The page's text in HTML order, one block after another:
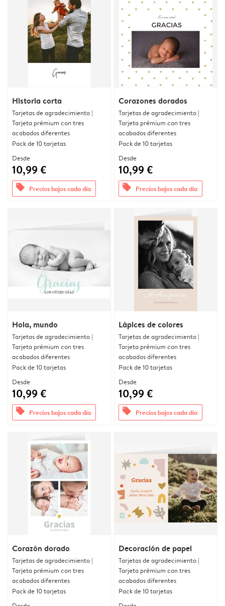
Historia corta
Tarjetas de agradecimiento |
Tarjeta prémium con tres
acabados diferentes
Pack de 10 tarjetas
Desde
10,99 €
offers Precios bajos cada día
Corazones dorados
Tarjetas de agradecimiento |
Tarjeta prémium con tres
acabados diferentes
Pack de 10 tarjetas
Desde
10,99 €
offers Precios bajos cada día
Hola, mundo
Tarjetas de agradecimiento |
Tarjeta prémium con tres
acabados diferentes
Pack de 10 tarjetas
Desde
10,99 €
offers Precios bajos cada día
Lápices de colores
Tarjetas de agradecimiento |
Tarjeta prémium con tres
acabados diferentes
Pack de 10 tarjetas
Desde
10,99 €
offers Precios bajos cada día
Corazón dorado
Tarjetas de agradecimiento |
Tarjeta prémium con tres
acabados diferentes
Pack de 10 tarjetas
Decoración de papel
Tarjetas de agradecimiento |
Tarjeta prémium con tres
acabados diferentes
Pack de 10 tarjetas